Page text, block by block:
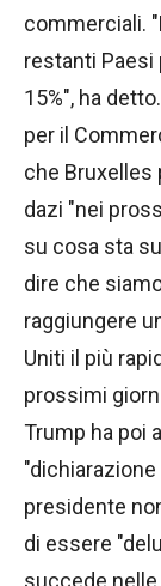
commerciali.
restanti Paesi
15%", ha
per il
che Bruxelles
dazi "nei
su cosa sta
dire che
raggiungere
Uniti il più
prossimi
Trump ha poi
presidente
di essere
succede